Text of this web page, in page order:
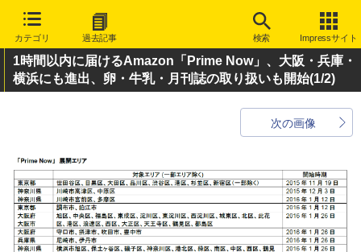
カテゴリ 過去記事 検索 Impressサイト
1時間以内に届けるAmazon「Prime Now」、大阪・兵庫・
横浜にも進出、卵・牛乳・月刊誌の取り扱いも開始(1/2)
次の画像